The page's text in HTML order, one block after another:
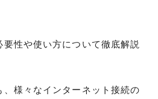
性や使い方について徹底解説
様々なインターネット接続の